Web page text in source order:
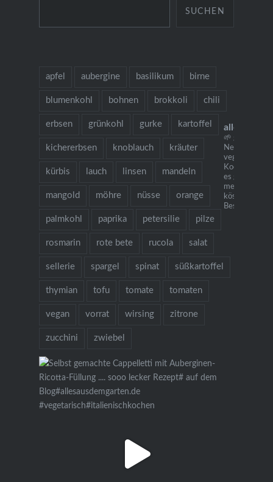
SUCHEN
apfel aubergine basilikum birne
blumenkohl bohnen brokkoli chili
erbsen grünkohl gurke kartoffel
kichererbsen knoblauch kräuter
kürbis lauch linsen mandeln
mangold möhre nüsse orange
palmkohl paprika petersilie pilze
rosmarin rote bete rucola salat
sellerie spargel spinat süßkartoffel
thymian tofu tomate tomaten
vegan vorrat wirsing zitrone
zucchini zwiebel
🌱 grow cook
Neu: mein
vegetarisches
Kochbuch
es gibt
mehr als 130
köstlichen
Bestellung